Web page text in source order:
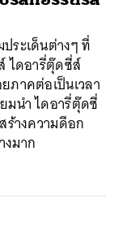
ระเด็นต่างๆ ที่
ไดอารี่ตุ๊ดซี่ส์
ภาคต่อเป็นเวลา
มนำ ไดอารี่ตุ๊ดซี่
างความดีอก
มาก